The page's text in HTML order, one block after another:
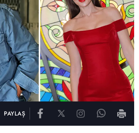
PAYLAŞ